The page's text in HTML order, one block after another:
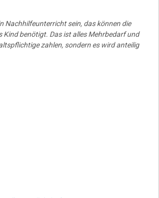
Nachhilfeunterricht sein, das können die
Kind benötigt. Das ist alles Mehrbedarf und
zahlen, sondern es wird anteilig